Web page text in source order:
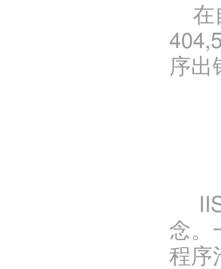
在
序
念。
程序